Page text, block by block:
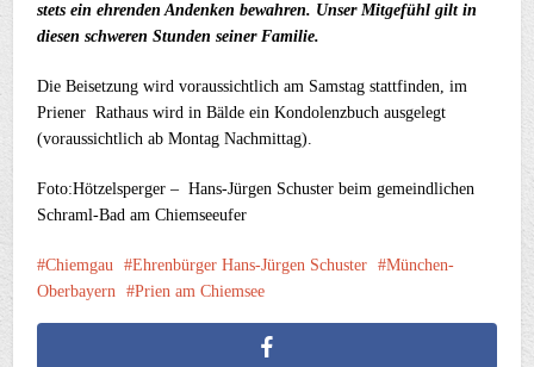
stets ein ehrenden Andenken bewahren. Unser Mitgefühl gilt in
diesen schweren Stunden seiner Familie.
Die Beisetzung wird voraussichtlich am Samstag stattfinden, im
Priener Rathaus wird in Bälde ein Kondolenzbuch ausgelegt
(voraussichtlich ab Montag Nachmittag).
Foto:Hötzelsperger – Hans-Jürgen Schuster beim gemeindlichen
Schraml-Bad am Chiemseeufer
Chiemgau Ehrenbürger Hans-Jürgen Schuster
München-
Oberbayern
Prien am Chiemsee